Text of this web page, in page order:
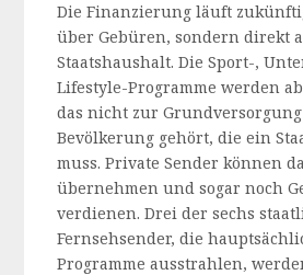
Die Finanzierung läuft
über Gebüren, sondern direkt
Staatshaushalt. Die Sport-,
Lifestyle-Programme werden
das nicht zur
Bevölkerung gehört, die ein
muss. Private Sender können
übernehmen und sogar noch
verdienen. Drei der sechs
Fernsehsender, die
Programme ausstrahlen,